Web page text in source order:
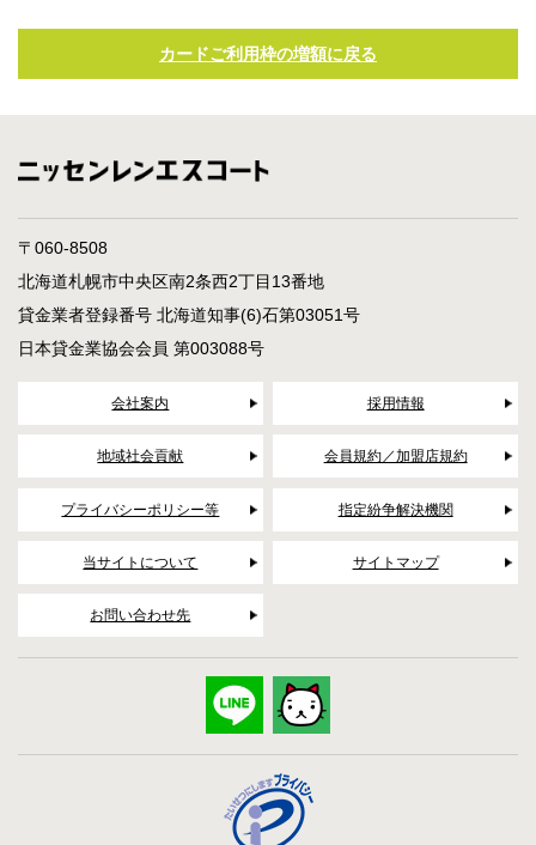
カードご利用枠の増額に戻る
〒060-8508
北海道札幌市中央区南2条西2丁目13番地
貸金業者登録番号 北海道知事(6)石第03051号
日本貸金業協会会員 第003088号
会社案内 採用情報
地域社会貢献 会員規約／加盟店規約
プライバシーポリシー等 指定紛争解決機関
当サイトについて サイトマップ
お問い合わせ先